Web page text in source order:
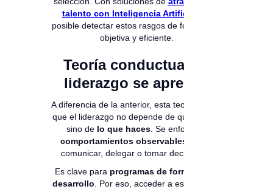
talento con Inteligencia Artificial
posible detectar estos rasgos de forma más
objetiva y eficiente.
Teoría conductual: el
liderazgo se aprende
A diferencia de la anterior, esta teoría afirma
que el liderazgo no depende de quién eres,
sino de lo que haces . Se enfoca en
comportamientos observables
comunicar, delegar o tomar decisiones.
Es clave para programas de formación y
desarrollo . Por eso, acceder a espacios de